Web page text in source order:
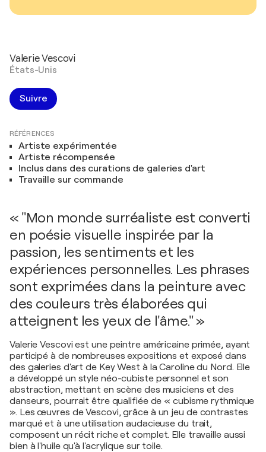
Valerie Vescovi
États-Unis
Suivre
RÉFÉRENCES
Artiste expérimentée
Artiste récompensée
Inclus dans des curations de galeries d'art
Travaille sur commande
« "Mon monde surréaliste est converti
en poésie visuelle inspirée par la
passion, les sentiments et les
expériences personnelles. Les phrases
sont exprimées dans la peinture avec
des couleurs très élaborées qui
atteignent les yeux de l'âme." »
Valerie Vescovi est une peintre américaine primée, ayant
participé à de nombreuses expositions et exposé dans
des galeries d'art de Key West à la Caroline du Nord. Elle
a développé un style néo-cubiste personnel et son
abstraction, mettant en scène des musiciens et des
danseurs, pourrait être qualifiée de « cubisme rythmique
». Les œuvres de Vescovi, grâce à un jeu de contrastes
marqué et à une utilisation audacieuse du trait,
composent un récit riche et complet. Elle travaille aussi
bien à l'huile qu'à l'acrylique sur toile.